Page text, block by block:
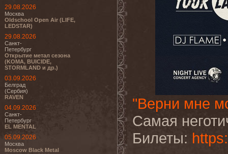
29.08.2026
Москва
Oldschool Open Air (LIFE,
LEDSTAR)
29.08.2026
Санкт-
Петербург
Открытие метал сезона
(KOMA, BUICIDE,
STORMLAND и др.)
03.09.2026
Белград
(Сербия)
RAVEN
04.09.2026
Санкт-
Петербург
EL MENTAL
05.09.2026
Москва
Moscow Black Metal
"Верни мне
Cамая
Билеты: